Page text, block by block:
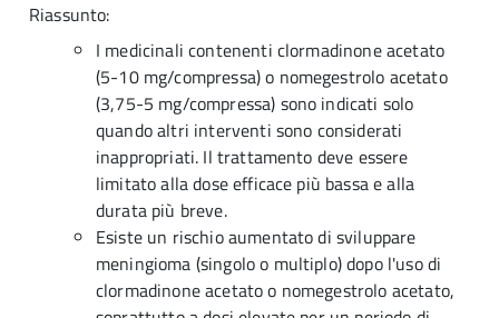
Riassunto:
I medicinali contenenti clormadinone acetato
(5-10 mg/compressa) o nomegestrolo acetato
(3,75-5 mg/compressa) sono indicati solo
quando altri interventi sono considerati
inappropriati. Il trattamento deve essere
limitato alla dose efficace più bassa e alla
durata più breve.
Esiste un rischio aumentato di sviluppare
meningioma (singolo o multiplo) dopo l'uso di
clormadinone acetato o nomegestrolo acetato,